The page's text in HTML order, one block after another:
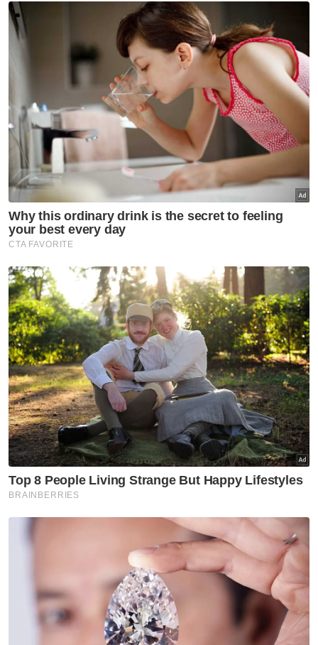
Ismail Sabri selamat jalani
prosedur pasang alat perentak
jantung